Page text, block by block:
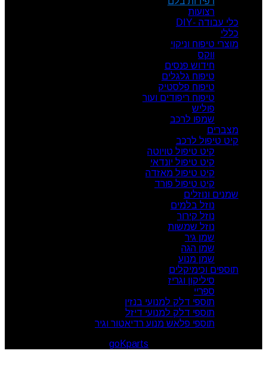
רצועות
כלי עבודה -DIY
כללי
מוצרי טיפוח וניקוי
ווקס
חידוש פנסים
טיפוח גלגלים
טיפוח פלסטיק
טיפוח ריפודים ועור
פוליש
שמפו לרכב
מצברים
קיט טיפול לרכב
קיט טיפול טויוטה
קיט טיפול יונדאי
קיט טיפול מאזדה
קיט טיפול פורד
שמנים ונוזלים
נוזל בלמים
נוזל קירור
נוזל שמשות
שמן גיר
שמן הגה
שמן מנוע
תוספים וכימיקלים
סיליקון וגריז
ספריי
תוספי דלק למנועי בנזין
תוספי דלק למנועי דיזל
תוספי פלאש מנוע רדיאטור וגיר
goKparts